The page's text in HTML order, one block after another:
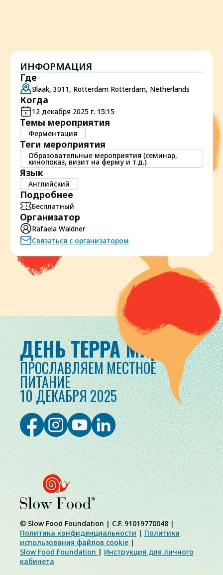
ИНФОРМАЦИЯ
Где
Blaak, 3011, Rotterdam Rotterdam, Netherlands
Когда
12 декабря 2025 г. 15:15
Темы мероприятия
Ферментация
Теги мероприятия
Образовательные мероприятия (семинар,
кинопоказ, визит на ферму и т.д.)
Язык
Английский
Подробнее
Бесплатный
Организатор
Rafaela Waldner
Связаться с организатором
ДЕНЬ ТЕРРА МАДРЕ
ПРОСЛАВЛЯЕМ МЕСТНОЕ
ПИТАНИЕ
10 ДЕКАБРЯ 2025
© Slow Food Foundation | C.F. 91019770048 |
Политика конфиденциальности | Политика
использования файлов cookie |
Slow Food Foundation | Инструкция для личного
кабинета